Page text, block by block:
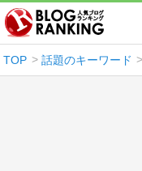
TOP 話題のキーワード